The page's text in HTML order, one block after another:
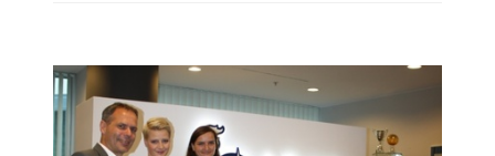
dostrzec dziecięcą radość i nadzieję
płynącą z[...]